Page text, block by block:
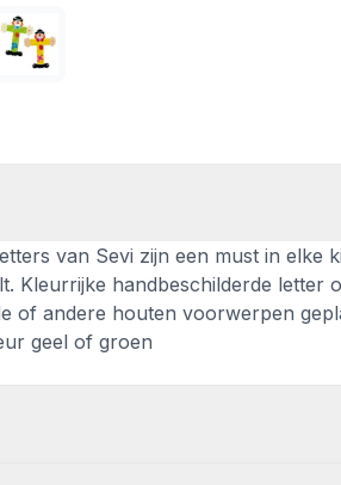
van Sevi zijn een must in elke
Kleurrijke handbeschilderde letter
of andere houten voorwerpen
geel of groen